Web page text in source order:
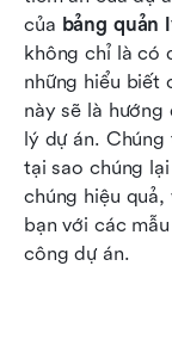
của bảng quản
không chỉ là có
những hiểu biết
này sẽ là
lý dự án. Chúng
tại sao chúng
chúng hiệu
bạn với các
công dự án.